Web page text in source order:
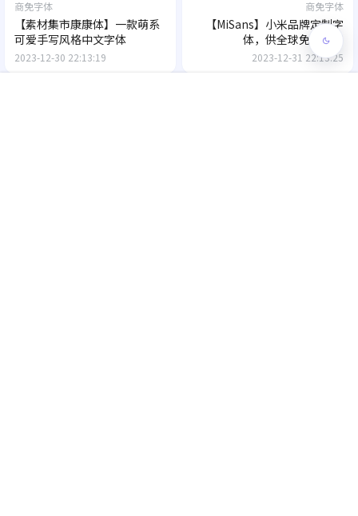
商免字体
【素材集市康康体】一款萌系
可爱手写风格中文字体
2023-12-30 22:13:19
商免字体
【MiSans】小米品牌定制字
体，供全球免费商用
2023-12-31 22:13:25